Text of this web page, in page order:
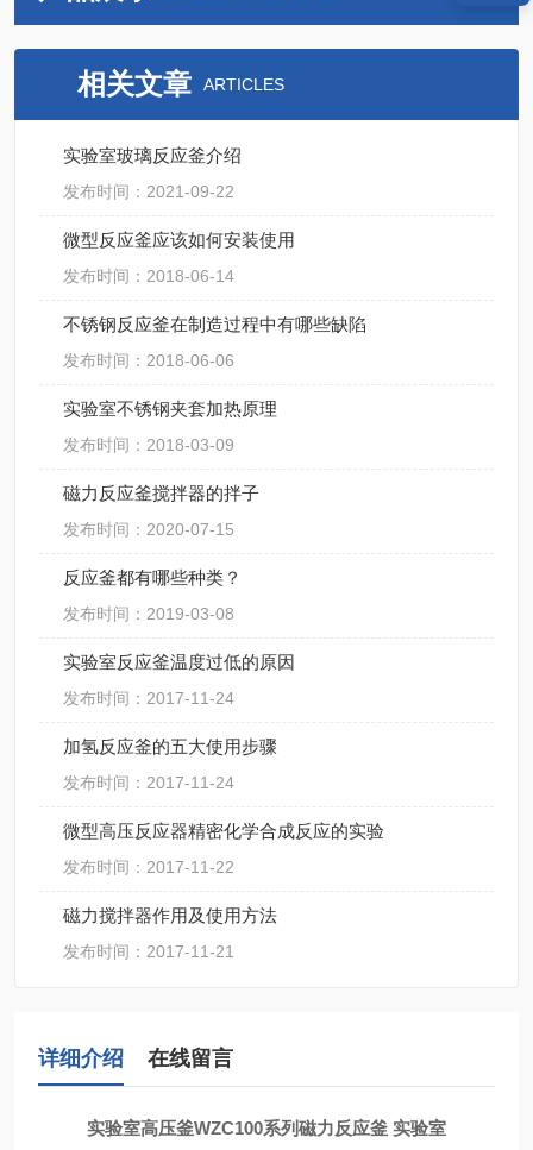
相关文章 ARTICLES
实验室玻璃反应釜介绍
发布时间：2021-09-22
微型反应釜应该如何安装使用
发布时间：2018-06-14
不锈钢反应釜在制造过程中有哪些缺陷
发布时间：2018-06-06
实验室不锈钢夹套加热原理
发布时间：2018-03-09
磁力反应釜搅拌器的拌子
发布时间：2020-07-15
反应釜都有哪些种类？
发布时间：2019-03-08
实验室反应釜温度过低的原因
发布时间：2017-11-24
加氢反应釜的五大使用步骤
发布时间：2017-11-24
微型高压反应器精密化学合成反应的实验
发布时间：2017-11-22
磁力搅拌器作用及使用方法
发布时间：2017-11-21
详细介绍 在线留言
实验室高压釜WZC100系列磁力反应釜 实验室